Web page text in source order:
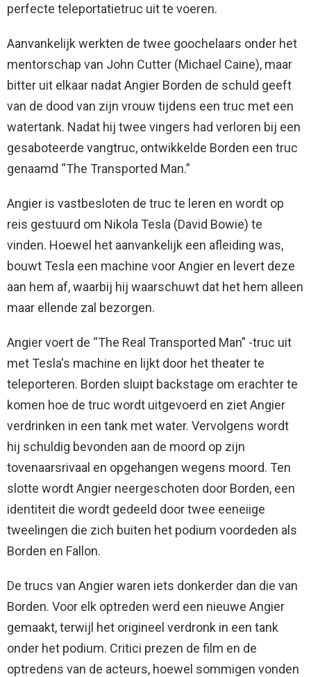
perfecte teleportatietruc uit te voeren.
Aanvankelijk werkten de twee goochelaars onder het
mentorschap van John Cutter (Michael Caine), maar
bitter uit elkaar nadat Angier Borden de schuld geeft
van de dood van zijn vrouw tijdens een truc met een
watertank. Nadat hij twee vingers had verloren bij een
gesaboteerde vangtruc, ontwikkelde Borden een truc
genaamd “The Transported Man.”
Angier is vastbesloten de truc te leren en wordt op
reis gestuurd om Nikola Tesla (David Bowie) te
vinden. Hoewel het aanvankelijk een afleiding was,
bouwt Tesla een machine voor Angier en levert deze
aan hem af, waarbij hij waarschuwt dat het hem alleen
maar ellende zal bezorgen.
Angier voert de “The Real Transported Man” -truc uit
met Tesla's machine en lijkt door het theater te
teleporteren. Borden sluipt backstage om erachter te
komen hoe de truc wordt uitgevoerd en ziet Angier
verdrinken in een tank met water. Vervolgens wordt
hij schuldig bevonden aan de moord op zijn
tovenaarsrivaal en opgehangen wegens moord. Ten
slotte wordt Angier neergeschoten door Borden, een
identiteit die wordt gedeeld door twee eeneiige
tweelingen die zich buiten het podium voordeden als
Borden en Fallon.
De trucs van Angier waren iets donkerder dan die van
Borden. Voor elk optreden werd een nieuwe Angier
gemaakt, terwijl het origineel verdronk in een tank
onder het podium. Critici prezen de film en de
optredens van de acteurs, hoewel sommigen vonden